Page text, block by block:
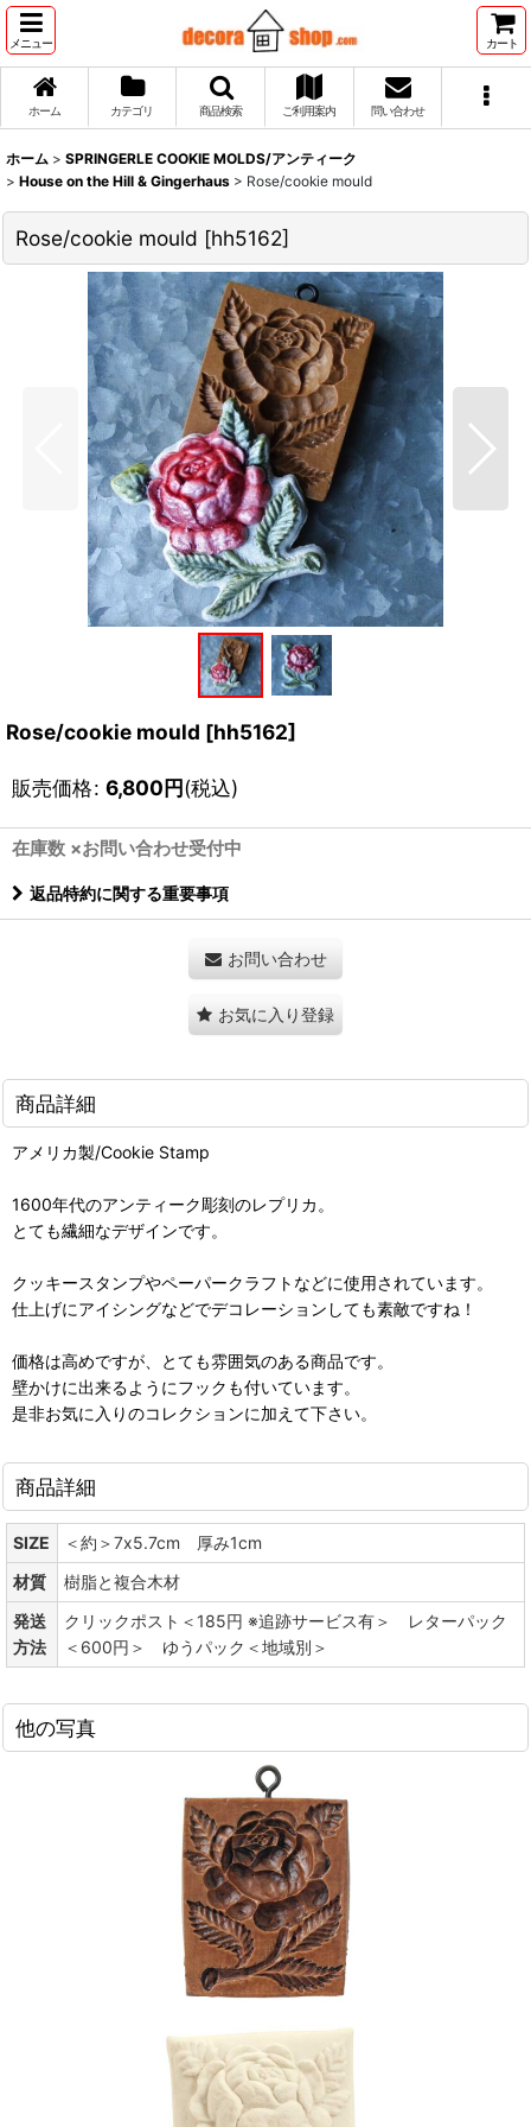
メニュー カート
ホーム カテゴリ 商品検索 ご利用案内 問い合わせ
ホーム > SPRINGERLE COOKIE MOLDS/アンティーク
> House on the Hill & Gingerhaus > Rose/cookie mould
Rose/cookie mould [hh5162]
Rose/cookie mould [hh5162]
販売価格: 6,800円(税込)
在庫数 ×お問い合わせ受付中
返品特約に関する重要事項
お問い合わせ
お気に入り登録
商品詳細
アメリカ製/Cookie Stamp
1600年代のアンティーク彫刻のレプリカ。
とても繊細なデザインです。
クッキースタンプやペーパークラフトなどに使用されています。
仕上げにアイシングなどでデコレーションしても素敵ですね！
価格は高めですが、とても雰囲気のある商品です。
壁かけに出来るようにフックも付いています。
是非お気に入りのコレクションに加えて下さい。
商品詳細
SIZE
＜約＞7x5.7cm 厚み1cm
材質
樹脂と複合木材
発送
方法
クリックポスト＜185円 ※追跡サービス有＞ レターパック
＜600円＞ ゆうパック＜地域別＞
他の写真